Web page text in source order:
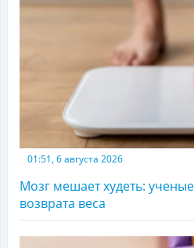
01:51, 6 августа 2026
Мозг мешает худеть:
возврата веса